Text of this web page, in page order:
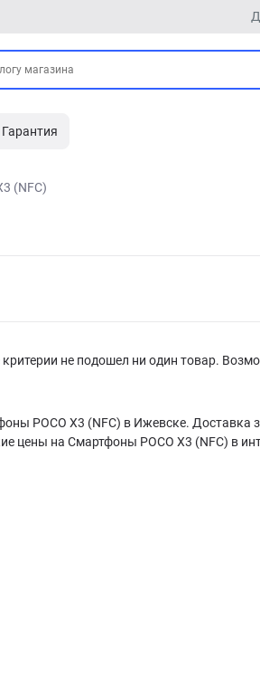
Гарантия
(NFC)
не подошел ни один товар.
POCO X3 (NFC) в Ижевске. Доставка
цены на Смартфоны POCO X3 (NFC) в